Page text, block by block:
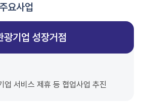
요사업
광기업 성장거점
업 서비스 제휴 등 협업사업 추진